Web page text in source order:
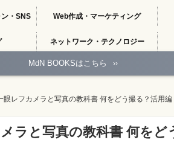
・SNS Web作成・マーケティング
ネットワーク・テクノロジー
MdN BOOKSはこちら ››
レフカメラと写真の教科書 何をどう撮る？活用編
ラと写真の教科書 何をど